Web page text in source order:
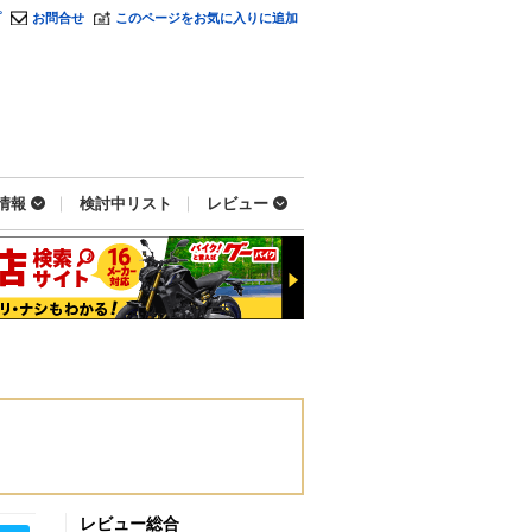
お問合せ このページをお気に入りに追加
報 検討中リスト レビュー
レビュー総合